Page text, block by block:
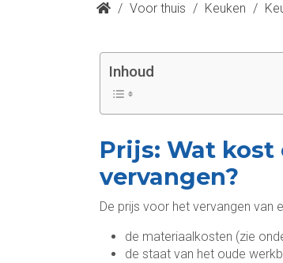
/ Voor thuis / Keuken /
Inhoud
Prijs: Wat
vervangen?
De prijs voor het vervangen van
de materiaalkosten (zie
de staat van het oude